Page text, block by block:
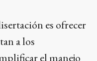
es ofrecer
a los
el manejo